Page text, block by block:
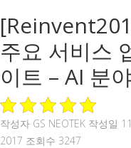
주요 서비스
이트 – AI 분
작성자 GS NEOTEK 작성일
2017 조회수 3247